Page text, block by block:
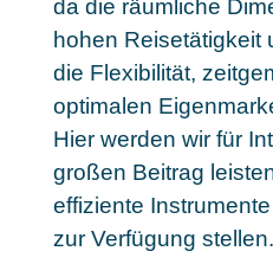
da die räumliche
hohen Reisetätigkeit
die Flexibilität,
optimalen
Hier werden wir für
großen Beitrag
effiziente
zur Verfügung stellen.